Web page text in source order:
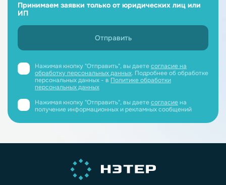
Принимаем заявки только от юридических лиц или
ИП
Нажимая кнопку "Отправить", вы даетесогласие на
обработку персональных данных. Подробнее об обработке
персональных данных - в Политике обработки
персональных данных
Нажимая кнопку "Отправить", вы даетесогласиена
получение информационных и рекламных сообщений